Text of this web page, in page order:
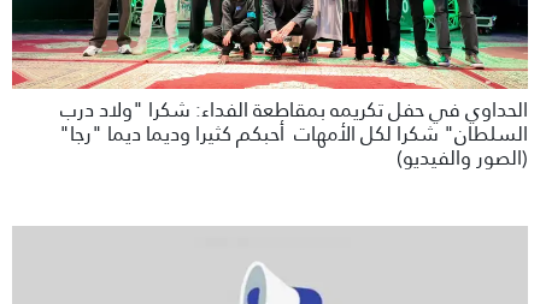
الحداوي في حفل تكريمه بمقاطعة الفداء: شكرا "ولاد درب
السلطان" شكرا لكل الأمهات أحبكم كثيرا وديما ديما "رجا"
(الصور والفيديو)